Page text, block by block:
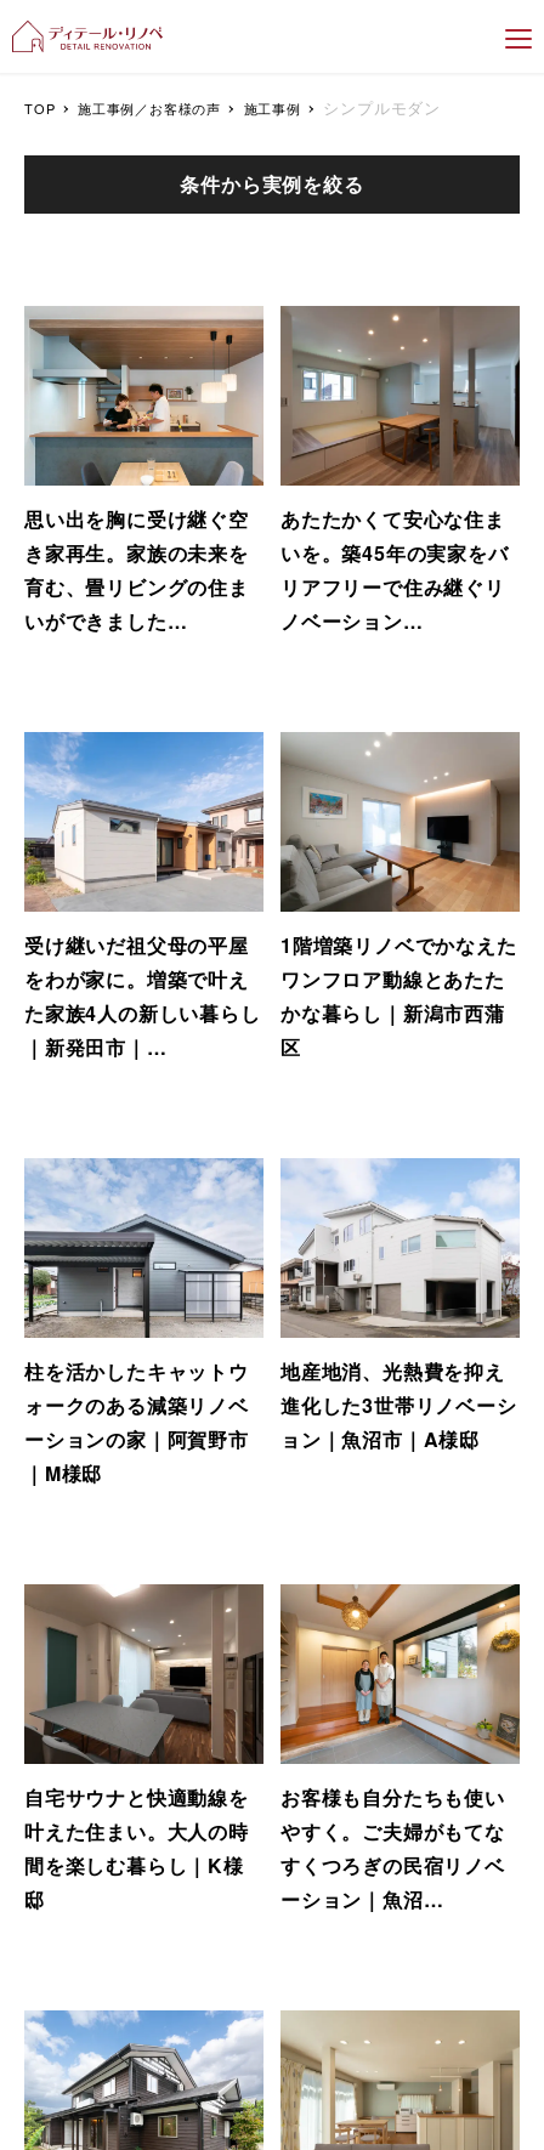
新潟のリフォーム＆リノベーション専
TOP 施工事例／お客様の声 施工事例 シンプルモダン
条件から実例を絞る
思い出を胸に受け継ぐ空
き家再生。家族の未来を
育む、畳リビングの住ま
いができました…
あたたかくて安心な住ま
いを。築45年の実家をバ
リアフリーで住み継ぐリ
ノベーション…
受け継いだ祖父母の平屋
をわが家に。増築で叶え
た家族4人の新しい暮らし
｜新発田市｜…
1階増築リノベでかなえた
ワンフロア動線とあたた
かな暮らし｜新潟市西蒲
区
柱を活かしたキャットウ
ォークのある減築リノベ
ーションの家｜阿賀野市
｜M様邸
地産地消、光熱費を抑え
進化した3世帯リノベーシ
ョン｜魚沼市｜A様邸
自宅サウナと快適動線を
叶えた住まい。大人の時
間を楽しむ暮らし｜K様
邸
お客様も自分たちも使い
やすく。ご夫婦がもてな
すくつろぎの民宿リノベ
ーション｜魚沼…